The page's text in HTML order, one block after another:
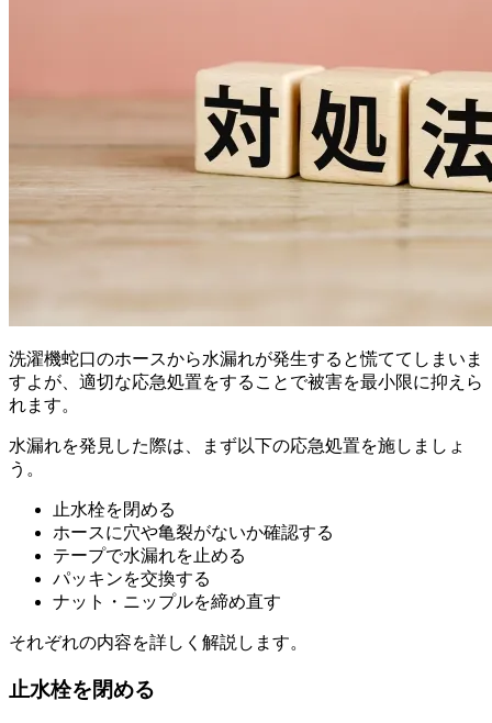
洗濯機蛇口のホースから水漏れが発生すると慌ててしまいま
すよが、適切な応急処置をすることで被害を最小限に抑えら
れます。
水漏れを発見した際は、まず以下の応急処置を施しましょ
う。
止水栓を閉める
ホースに穴や亀裂がないか確認する
テープで水漏れを止める
パッキンを交換する
ナット・ニップルを締め直す
それぞれの内容を詳しく解説します。
止水栓を閉める